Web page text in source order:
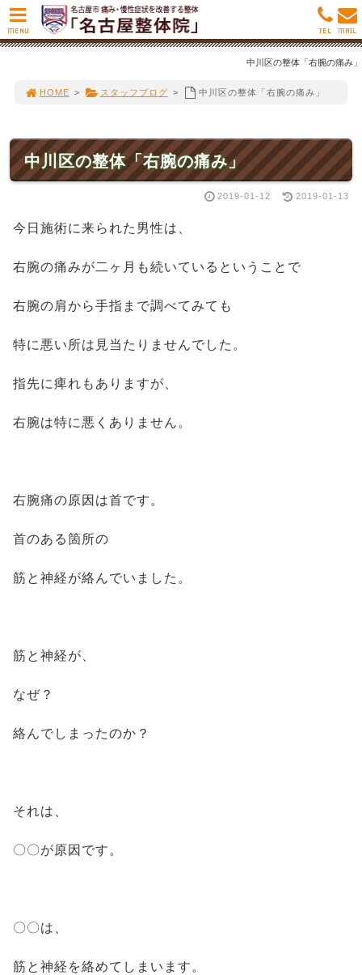
中川区の整体「右腕の痛み」
HOME > スタッフブログ > 中川区の整体「右腕の痛み」
中川区の整体「右腕の痛み」
2019-01-12 2019-01-13
今日施術に来られた男性は、
右腕の痛みが二ヶ月も続いているということで
右腕の肩から手指まで調べてみても
特に悪い所は見当たりませんでした。
指先に痺れもありますが、
右腕は特に悪くありません。
右腕痛の原因は首です。
首のある箇所の
筋と神経が絡んでいました。
筋と神経が、
なぜ？
絡んでしまったのか？
それは、
〇〇が原因です。
〇〇は、
筋と神経を絡めてしまいます。
MENU MAIL
TEL